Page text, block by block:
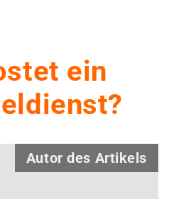
ein
Autor des Artikels